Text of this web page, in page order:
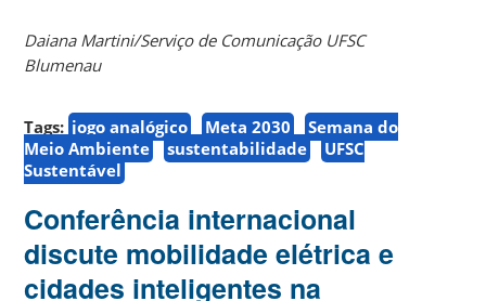
Daiana Martini/Serviço de Comunicação UFSC
Blumenau
Tags: jogo analógico Meta 2030
Semana do
Meio Ambiente
sustentabilidade
UFSC
Sustentável
Conferência internacional
discute mobilidade elétrica e
cidades inteligentes na